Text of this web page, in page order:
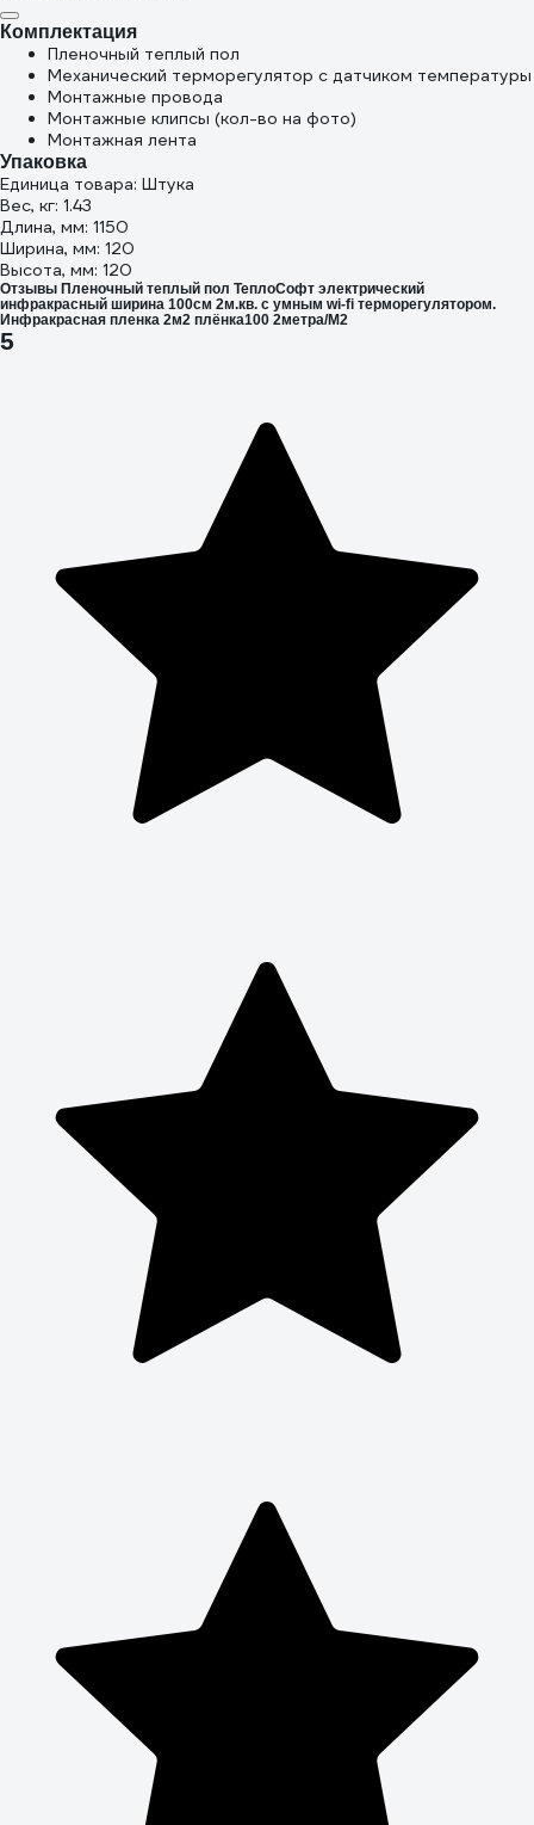
Комплектация
Пленочный теплый пол
Механический терморегулятор с датчиком температуры
Монтажные провода
Монтажные клипсы (кол-во на фото)
Монтажная лента
Упаковка
Единица товара: Штука
Вес, кг: 1.43
Длина, мм: 1150
Ширина, мм: 120
Высота, мм: 120
Отзывы Пленочный теплый пол ТеплоСофт электрический
инфракрасный ширина 100см 2м.кв. с умным wi-fi терморегулятором.
Инфракрасная пленка 2м2 плёнка100 2метра/М2
5